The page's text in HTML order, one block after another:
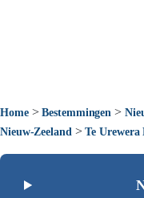
Home>Bestemmingen >
Nieuw-Zeeland >Te